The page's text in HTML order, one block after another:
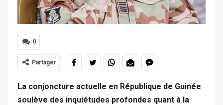
0
Partager
La conjoncture actuelle en République de Guinée
soulève des inquiétudes profondes quant à la